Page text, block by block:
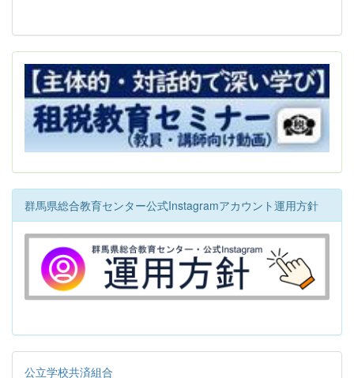
群馬県総合教育センター公式Instagramアカウント運用方針
公立学校共済組合